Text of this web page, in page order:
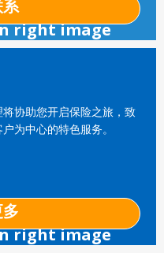
协助您开启保险之旅，致
为中心的特色服务。